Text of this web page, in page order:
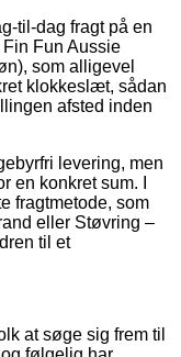
til-dag fragt på en
Fun Aussie
som alligevel
klokkeslæt, sådan
afsted inden
levering, men
en konkret sum. I
fragtmetode, som
eller Støvring –
til et
at søge sig frem til